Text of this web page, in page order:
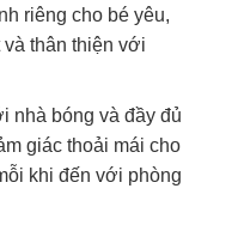
riêng cho bé yêu,
và thân thiện với
nhà bóng và đầy đủ
giác thoải mái cho
khi đến với phòng